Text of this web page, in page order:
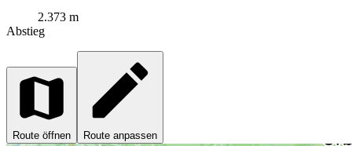
2.373 m
Abstieg
Route öffnen Route anpassen